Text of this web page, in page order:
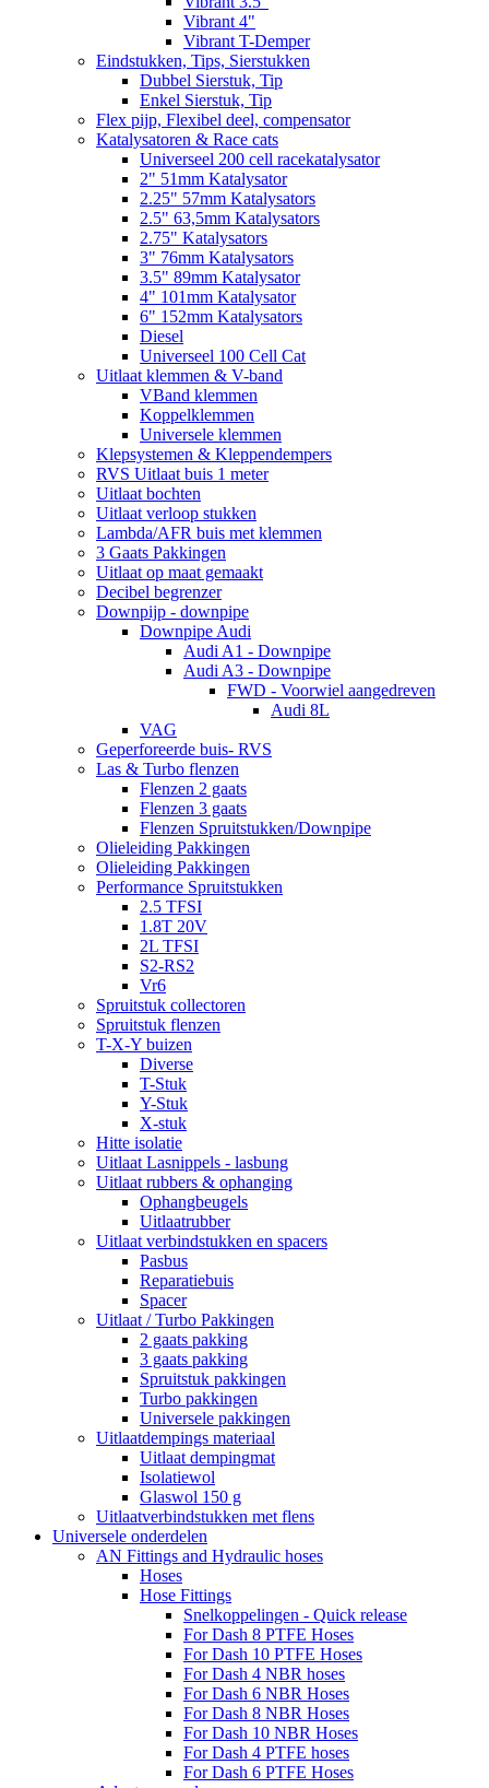
Vibrant 4"
Vibrant T-Demper
Eindstukken, Tips, Sierstukken
Dubbel Sierstuk, Tip
Enkel Sierstuk, Tip
Flex pijp, Flexibel deel, compensator
Katalysatoren & Race cats
Universeel 200 cell racekatalysator
2" 51mm Katalysator
2.25" 57mm Katalysators
2.5" 63,5mm Katalysators
2.75" Katalysators
3" 76mm Katalysators
3.5" 89mm Katalysator
4" 101mm Katalysator
6" 152mm Katalysators
Diesel
Universeel 100 Cell Cat
Uitlaat klemmen & V-band
VBand klemmen
Koppelklemmen
Universele klemmen
Klepsystemen & Kleppendempers
RVS Uitlaat buis 1 meter
Uitlaat bochten
Uitlaat verloop stukken
Lambda/AFR buis met klemmen
3 Gaats Pakkingen
Uitlaat op maat gemaakt
Decibel begrenzer
Downpijp - downpipe
Downpipe Audi
Audi A1 - Downpipe
Audi A3 - Downpipe
FWD - Voorwiel aangedreven
Audi 8L
VAG
Geperforeerde buis- RVS
Las & Turbo flenzen
Flenzen 2 gaats
Flenzen 3 gaats
Flenzen Spruitstukken/Downpipe
Olieleiding Pakkingen
Olieleiding Pakkingen
Performance Spruitstukken
2.5 TFSI
1.8T 20V
2L TFSI
S2-RS2
Vr6
Spruitstuk collectoren
Spruitstuk flenzen
T-X-Y buizen
Diverse
T-Stuk
Y-Stuk
X-stuk
Hitte isolatie
Uitlaat Lasnippels - lasbung
Uitlaat rubbers & ophanging
Ophangbeugels
Uitlaatrubber
Uitlaat verbindstukken en spacers
Pasbus
Reparatiebuis
Spacer
Uitlaat / Turbo Pakkingen
2 gaats pakking
3 gaats pakking
Spruitstuk pakkingen
Turbo pakkingen
Universele pakkingen
Uitlaatdempings materiaal
Uitlaat dempingmat
Isolatiewol
Glaswol 150 g
Uitlaatverbindstukken met flens
Universele onderdelen
AN Fittings and Hydraulic hoses
Hoses
Hose Fittings
Snelkoppelingen - Quick release
For Dash 8 PTFE Hoses
For Dash 10 PTFE Hoses
For Dash 4 NBR hoses
For Dash 6 NBR Hoses
For Dash 8 NBR Hoses
For Dash 10 NBR Hoses
For Dash 4 PTFE hoses
For Dash 6 PTFE Hoses